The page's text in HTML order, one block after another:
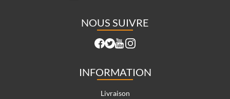
NOUS SUIVRE
INFORMATION
Livraison